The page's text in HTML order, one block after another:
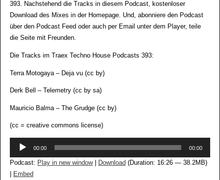
393. Nachstehend die Tracks in diesem Podcast, kostenloser
Download des Mixes in der Homepage. Und, abonniere den Podcast
über den Podcast Feed oder auch per Email unter dem Player, teile
die Seite mit Freunden.
Die Tracks im Traex Techno House Podcasts 393:
Terra Motogaya – Deja vu (cc by)
Derk Bell – Telemetry (cc by sa)
Mauricio Balma – The Grudge (cc by)
(cc = creative commons license)
Audio-
00:00 00:00
Podcast: Play in new window| Download (Duration: 16:26 — 38.2MB)
Embed